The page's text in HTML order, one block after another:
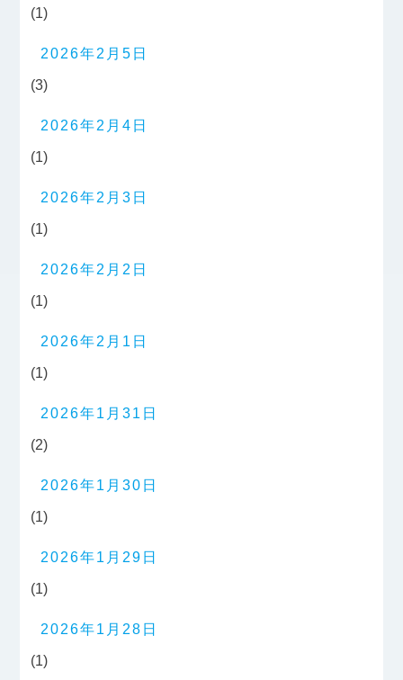
(1)
2026年2月5日
(3)
2026年2月4日
(1)
2026年2月3日
(1)
2026年2月2日
(1)
2026年2月1日
(1)
2026年1月31日
(2)
2026年1月30日
(1)
2026年1月29日
(1)
2026年1月28日
(1)